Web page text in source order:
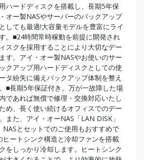
ハードディスクを搭載し、長期5年保
オー製NASやサーバーのバックアップ
しても最適!大容量モデルを豊富にライ
。■24時間常時稼動を前提に開発され
スクを採用することにより大切なデー
す。アイ・オー製NASやお使いのサー
クアップ用ハードディスクとしての使
タ紛失に備えバックアップ体制を整え
■長期5年保証付き。万が一故障した場
であれば無償で修理・交換対応いたし
め、長く使い続けるオフィスでのデー
また、アイ・オーNAS「LAN DISK」
NASとセットでのご使用もおすすめで
ートシンク構造と冷却ファンを搭載
をしっかり冷却します。ヒートシンク